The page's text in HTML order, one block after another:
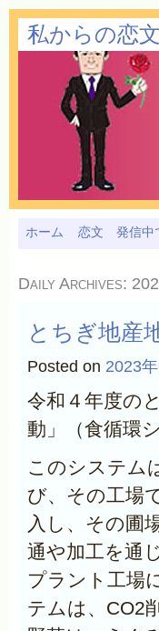
私からの恋文
ホーム 恋文 発信中
Daily Archives:
とちぎ地産
Posted on 2023
令和４年度の
動」（食循環
このシステム
び、その工場
入し、その圃
通や加工を通
プラント工場
テムは、CO2